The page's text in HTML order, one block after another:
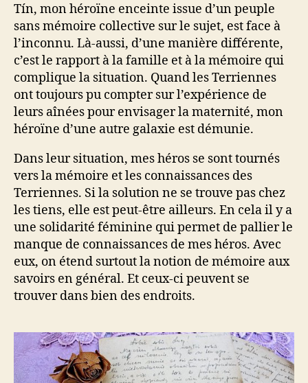
Tín, mon héroïne enceinte issue d’un peuple
sans mémoire collective sur le sujet, est face à
l’inconnu. Là-aussi, d’une manière différente,
c’est le rapport à la famille et à la mémoire qui
complique la situation. Quand les Terriennes
ont toujours pu compter sur l’expérience de
leurs aînées pour envisager la maternité, mon
héroïne d’une autre galaxie est démunie.
Dans leur situation, mes héros se sont tournés
vers la mémoire et les connaissances des
Terriennes. Si la solution ne se trouve pas chez
les tiens, elle est peut-être ailleurs. En cela il y a
une solidarité féminine qui permet de pallier le
manque de connaissances de mes héros. Avec
eux, on étend surtout la notion de mémoire aux
savoirs en général. Et ceux-ci peuvent se
trouver dans bien des endroits.